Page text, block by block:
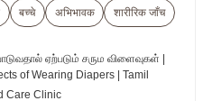
बच्चे अभिभावक शारीरिक जाँच
ஏற்படும் சரும விளைவுகள் |
of Wearing Diapers | Tamil
Care Clinic